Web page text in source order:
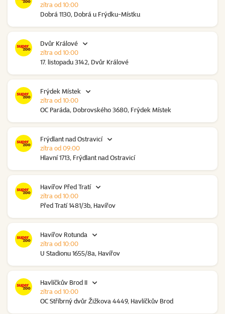
Dobrá 1130, Dobrá u Frýdku-Místku
zítra od 10:00
Dvůr Králové
17. listopadu 3142, Dvůr Králové
zítra od 10:00
Frýdek Místek
OC Paráda, Dobrovského 3680, Frýdek Místek
zítra od 10:00
Frýdlant nad Ostravicí
Hlavní 1713, Frýdlant nad Ostravicí
zítra od 09:00
Havířov Před Tratí
Před Tratí 1481/3b, Havířov
zítra od 10:00
Havířov Rotunda
U Stadionu 1655/8a, Havířov
zítra od 10:00
Havlíčkův Brod II
OC Stříbrný dvůr Žižkova 4449, Havlíčkův Brod
zítra od 10:00